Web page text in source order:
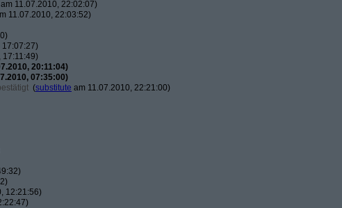
am 11.07.2010, 22:02:07)
11.07.2010, 22:03:52)
17:11:49)
20:11:04)
07:35:00)
(substitute am 11.07.2010, 22:21:00)
12:21:56)